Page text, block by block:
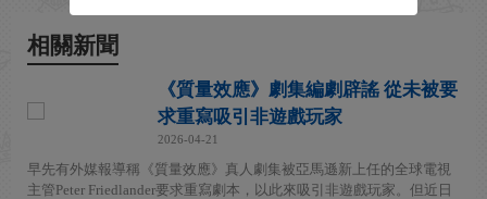
相關新聞
《質量效應》劇集編劇辟謠 從未被要
求重寫吸引非遊戲玩家
2026-04-21
早先有外媒報導稱《質量效應》真人劇集被亞馬遜新上任的全球電視
主管Peter Friedlander要求重寫劇本，以此來吸引非遊戲玩家。但近日